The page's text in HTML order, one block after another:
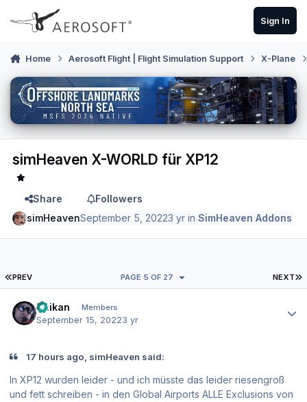
Skip to content
Sign In
Home Aerosoft Flight | Flight Simulation Support X-Plane
simHeaven X-WORLD für XP12
Share
Followers
simHeavenSeptember 5, 20223 yr inSimHeaven Addons
FIRST PAGE
PREV NEXT
PAGE 5 OF 27
Daikan Members
September 15, 20223 yr
17 hours ago, simHeaven said:
In XP12 wurden leider - und ich müsste das leider riesengroß
und fett schreiben - in den Global Airports ALLE Exclusions von